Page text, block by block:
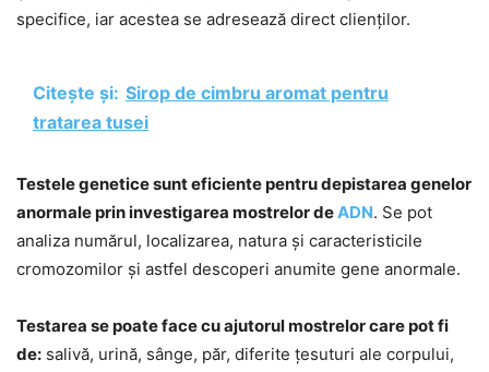
specifice, iar acestea se adresează direct clienților.
Citește și: Sirop de cimbru aromat pentru
tratarea tusei
Testele genetice sunt eficiente pentru depistarea genelor
anormale prin investigarea mostrelor deADN. Se pot
analiza numărul, localizarea, natura și caracteristicile
cromozomilor și astfel descoperi anumite gene anormale.
Testarea se poate face cu ajutorul mostrelor care pot fi
de: salivă, urină, sânge, păr, diferite țesuturi ale corpului,